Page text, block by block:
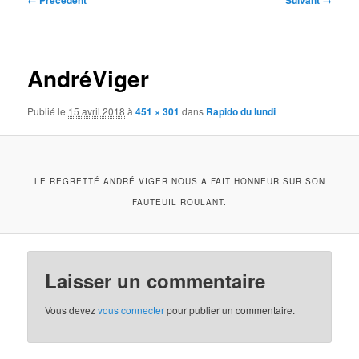
AndréViger
Publié le 15 avril 2018 à451 × 301 dans Rapido du lundi
LE REGRETTÉ ANDRÉ VIGER NOUS A FAIT HONNEUR SUR SON
FAUTEUIL ROULANT.
Laisser un commentaire
Vous devezvous connecterpour publier un commentaire.